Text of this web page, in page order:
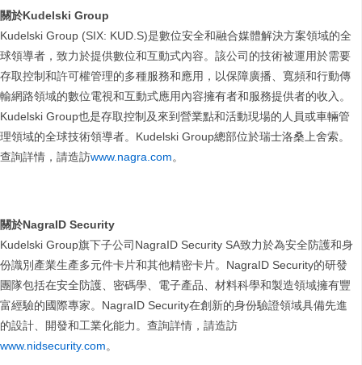
關於Kudelski Group
Kudelski Group (SIX: KUD.S)是數位安全和融合媒體解決方案領域的全
球領導者，致力於提供數位和互動式內容。該公司的技術被運用於需要
存取控制和許可權管理的多種服務和應用，以保障廣播、寬頻和行動傳
輸網路領域的數位電視和互動式應用內容擁有者和服務提供者的收入。
Kudelski Group也是存取控制及來到營業點和活動現場的人員或車輛管
理領域的全球技術領導者。Kudelski Group總部位於瑞士洛桑上舍索。
查詢詳情，請造訪www.nagra.com。
關於NagraID Security
Kudelski Group旗下子公司NagraID Security SA致力於為安全防護和身
份識別產業生產多元件卡片和其他精密卡片。NagraID Security的研發
團隊包括在安全防護、密碼學、電子產品、材料科學和製造領域擁有豐
富經驗的國際專家。NagraID Security在創新的身份驗證領域具備先進
的設計、開發和工業化能力。查詢詳情，請造訪
www.nidsecurity.com。